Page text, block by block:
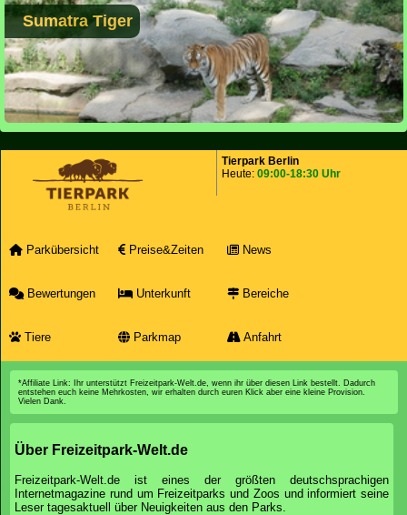
Sumatra Tiger
Tierpark Berlin
Heute: 09:00-18:30 Uhr
Parkübersicht Preise&Zeiten News
Bewertungen Unterkunft Bereiche
Tiere Parkmap Anfahrt
*Affiliate Link: Ihr unterstützt Freizeitpark-Welt.de, wenn ihr über diesen Link bestellt. Dadurch
entstehen euch keine Mehrkosten, wir erhalten durch euren Klick aber eine kleine Provision.
Vielen Dank.
Über Freizeitpark-Welt.de
Freizeitpark-Welt.de ist eines der größten deutschsprachigen
Internetmagazine rund um Freizeitparks und Zoos und informiert seine
Leser tagesaktuell über Neuigkeiten aus den Parks.